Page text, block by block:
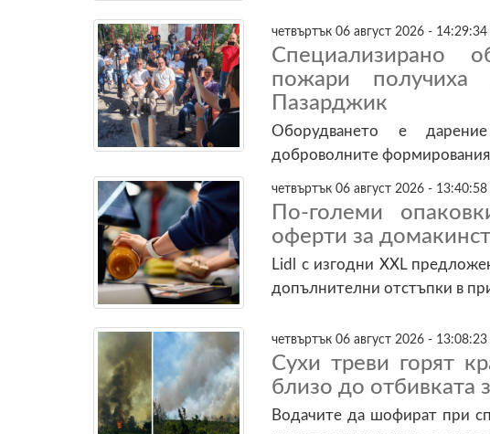
четвъртък 06 август 2026 - 14:29:34
Специализирано
пожари получиха
Пазарджик
Оборудването е
доброволните формирования
четвъртък 06 август 2026 - 13:40:58
По-големи
оферти за
Lidl с изгодни XXL
допълнителни отстъпки в
четвъртък 06 август 2026 - 13:08:23
Сухи треви горят
близо до отбивката
Водачите да шофират при